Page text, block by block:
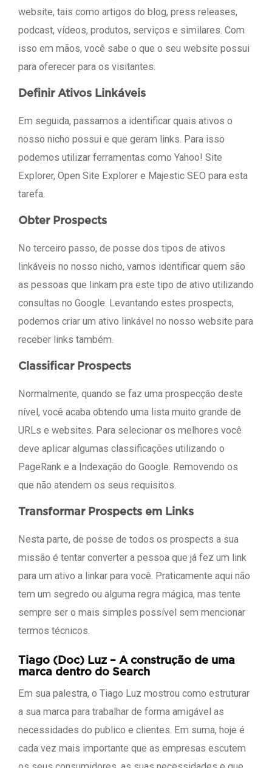
website, tais como artigos do blog, press releases,
podcast, vídeos, produtos, serviços e similares. Com
isso em mãos, você sabe o que o seu website possui
para oferecer para os visitantes.
Definir Ativos Linkáveis
Em seguida, passamos a identificar quais ativos o
nosso nicho possui e que geram links. Para isso
podemos utilizar ferramentas como Yahoo! Site
Explorer, Open Site Explorer e Majestic SEO para esta
tarefa.
Obter Prospects
No terceiro passo, de posse dos tipos de ativos
linkáveis no nosso nicho, vamos identificar quem são
as pessoas que linkam pra este tipo de ativo utilizando
consultas no Google. Levantando estes prospects,
podemos criar um ativo linkável no nosso website para
receber links também.
Classificar Prospects
Normalmente, quando se faz uma prospecção deste
nível, você acaba obtendo uma lista muito grande de
URLs e websites. Para selecionar os melhores você
deve aplicar algumas classificações utilizando o
PageRank e a Indexação do Google. Removendo os
que não atendem os seus requisitos.
Transformar Prospects em Links
Nesta parte, de posse de todos os prospects a sua
missão é tentar converter a pessoa que já fez um link
para um ativo a linkar para você. Praticamente aqui não
tem um segredo ou alguma regra mágica, mas tente
sempre ser o mais simples possível sem mencionar
termos técnicos.
Tiago (Doc) Luz – A construção de uma
marca dentro do Search
Em sua palestra, o Tiago Luz mostrou como estruturar
a sua marca para trabalhar de forma amigável as
necessidades do publico e clientes. Em suma, hoje é
cada vez mais importante que as empresas escutem